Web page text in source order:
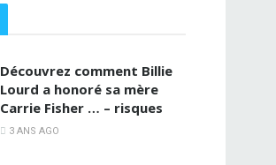
Découvrez comment Billie
Lourd a honoré sa mère
Carrie Fisher … – risques
3 ANS AGO